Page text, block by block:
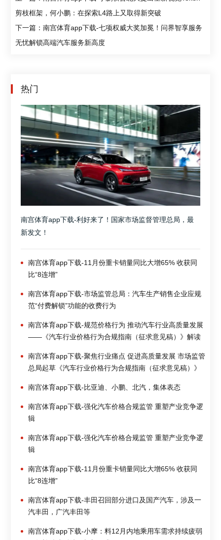
剪枝框架，何小鹏：在探索L4路上又取得新突破
下一篇：南宫体育app下载-七项权威大奖加冕！问界智享服务
无忧解锁高端汽车服务新高度
热门
南宫体育app下载-利好来了！国家市场监督管理总局，最
新发文！
南宫体育app下载-11月份重卡销量同比大增65% 收获同
比“8连增”
南宫体育app下载-市场监管总局：汽车生产销售企业应规
范“付费解锁”功能的收费行为
南宫体育app下载-规范价格行为 推动汽车行业高质量发展
——《汽车行业价格行为合规指南（征求意见稿）》解读
南宫体育app下载-聚焦行业痛点 促进高质量发展 市场监管
总局起草《汽车行业价格行为合规指南（征求意见稿）》
南宫体育app下载-比亚迪、小鹏、北汽，集体表态
南宫体育app下载-强化汽车价格合规监管 重塑产业竞争逻
辑
南宫体育app下载-强化汽车价格合规监管 重塑产业竞争逻
辑
南宫体育app下载-11月份重卡销量同比大增65% 收获同
比“8连增”
南宫体育app下载-丰田召回部分进口及国产汽车，涉及一
汽丰田，广汽丰田等
南宫体育app下载-小摩：料12月内地乘用车需求持续疲弱